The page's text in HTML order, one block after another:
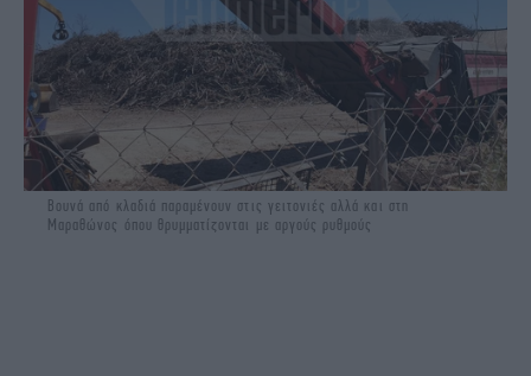
Βουνά από κλαδιά παραμένουν στις γειτονιές αλλά και στη
Μαραθώνος όπου θρυμματίζονται με αργούς ρυθμούς